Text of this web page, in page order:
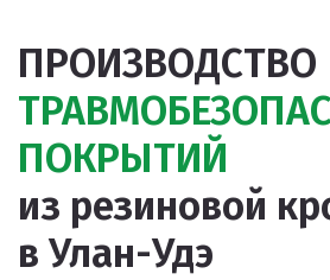
ПРОИЗВОДСТВО
ПОКРЫТИЙ
из резиновой
в Улан-Удэ